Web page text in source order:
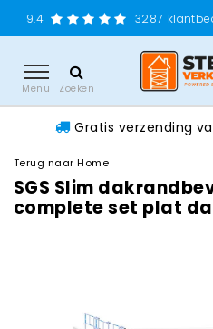
3287 klantbeoordelingen
Menu Zoeken
Gratis verzending
Terug naar Home
SGS Slim
complete set plat